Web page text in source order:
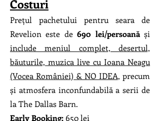
Costuri
Prețul pachetului pentru seara de
Revelion este de690 lei/persoanăși
include meniul complet, desertul,
băuturile, muzica live cu Ioana Neagu
(Vocea României) & NO IDEA, precum
și atmosfera inconfundabilă a serii de
la The Dallas Barn.
Early Booking: 650 lei